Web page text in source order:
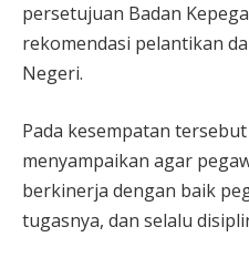
persetujuan Badan
rekomendasi pelantikan
Negeri.
Pada kesempatan
menyampaikan agar
berkinerja dengan baik
tugasnya, dan selalu